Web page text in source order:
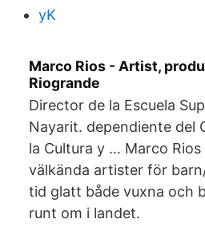
yK
Marco Rios - Artist,
Riogrande
Director de la Escuela
Nayarit. dependiente del
la Cultura y … Marco
välkända artister för
tid glatt både vuxna och
runt om i landet.